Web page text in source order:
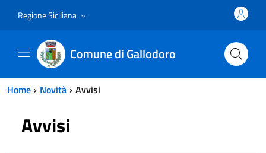
Regione Siciliana
Comune di Gallodoro
Home Novità Avvisi
Avvisi